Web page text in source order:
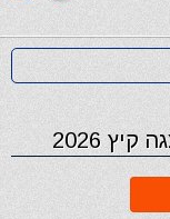
2026